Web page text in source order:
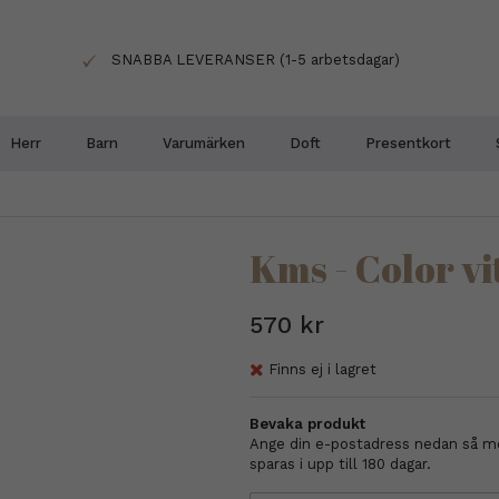
SNABBA LEVERANSER (1-5 arbetsdagar)
Herr Barn Varumärken Doft Presentkort
Kms - Color
570 kr
Finns ej i lagret
Bevaka produkt
Ange din e-postadress nedan så
sparas i upp till 180 dagar.